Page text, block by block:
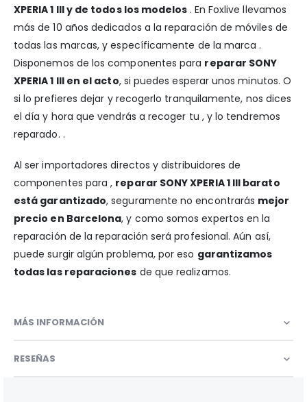
XPERIA 1 III y de todos los modelos . En Foxlive llevamos
más de 10 años dedicados a la reparación de móviles de
todas las marcas, y específicamente de la marca .
Disponemos de los componentes para reparar SONY
XPERIA 1 III en el acto, si puedes esperar unos minutos. O
si lo prefieres dejar y recogerlo tranquilamente, nos dices
el día y hora que vendrás a recoger tu , y lo tendremos
reparado. .
Al ser importadores directos y distribuidores de
componentes para , reparar SONY XPERIA 1 III barato
está garantizado, seguramente no encontrarás mejor
precio en Barcelona, y como somos expertos en la
reparación de la reparación será profesional. Aún así,
puede surgir algún problema, por eso garantizamos
todas las reparaciones de que realizamos.
MÁS INFORMACIÓN
RESEÑAS